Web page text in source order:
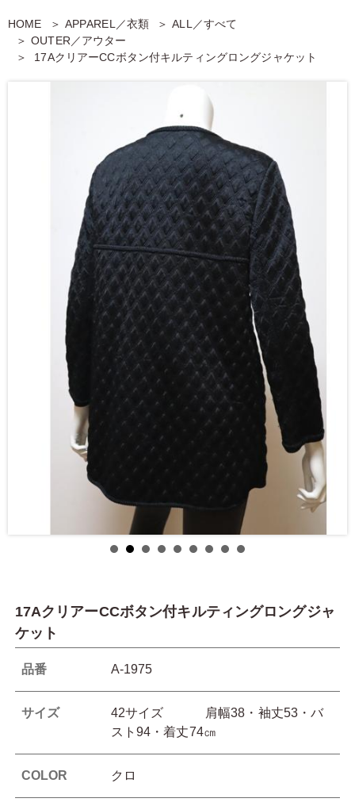
HOME APPAREL／衣類
ALL／すべて
OUTER／アウター
17AクリアーCCボタン付キルティングロングジャケット
17AクリアーCCボタン付キルティングロングジャ
ケット
品番 A-1975
サイズ
42サイズ 肩幅38・袖丈53・バ
スト94・着丈74㎝
COLOR クロ